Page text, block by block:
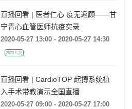
直播回看 | 医者仁心 疫无返顾——甘
宁青心血管医师抗疫实录
2020-05-27 13:00 - 2020-05-27 14:30
2573人次
直播回看 | CardioTOP 起搏系统植
入手术带教演示全国直播
2020-05-27 09:00 - 2020-05-27 17:00